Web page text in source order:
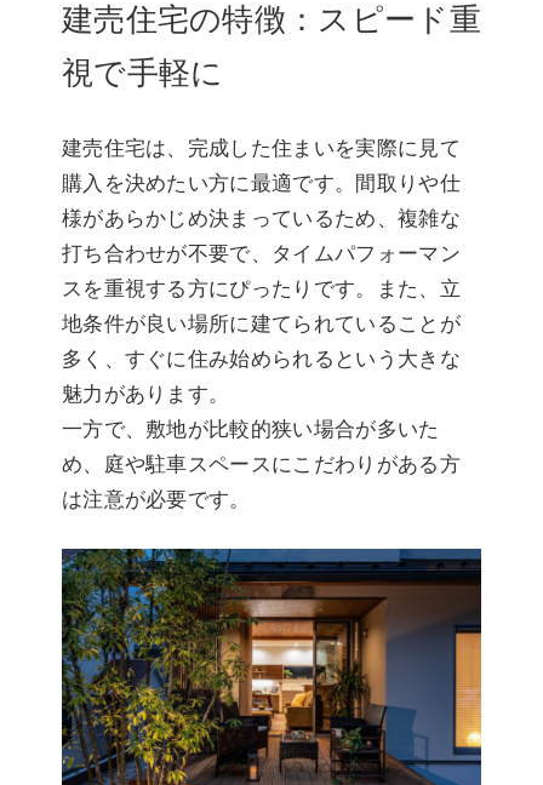
建売住宅の特徴：スピード重
視で手軽に
建売住宅は、完成した住まいを実際に見て
購入を決めたい方に最適です。間取りや仕
様があらかじめ決まっているため、複雑な
打ち合わせが不要で、タイムパフォーマン
スを重視する方にぴったりです。また、立
地条件が良い場所に建てられていることが
多く、すぐに住み始められるという大きな
魅力があります。
一方で、敷地が比較的狭い場合が多いた
め、庭や駐車スペースにこだわりがある方
は注意が必要です。